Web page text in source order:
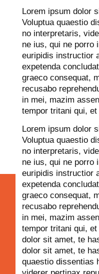
Lorem ipsum dolor
Voluptua quaestio
no interpretaris,
ne ius, qui ne porro
euripidis instructior
expetenda
graeco consequat,
recusabo
in mei, mazim
tempor tritani qui,
Lorem ipsum dolor
Voluptua quaestio
no interpretaris,
ne ius, qui ne porro
euripidis instructior
expetenda
graeco consequat,
recusabo
in mei, mazim
tempor tritani qui,
dolor sit amet, te
dolor sit amet, te
quaestio dissentias